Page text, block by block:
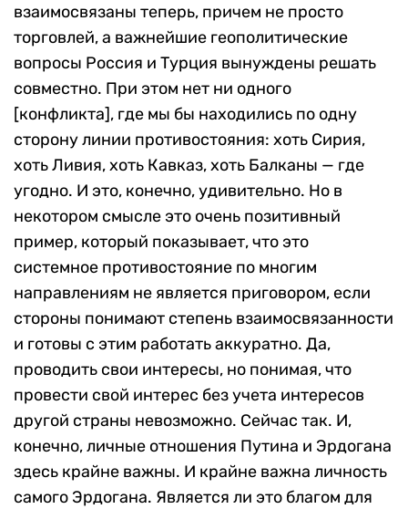
взаимосвязаны теперь, причем не просто
торговлей, а важнейшие геополитические
вопросы Россия и Турция вынуждены решать
совместно. При этом нет ни одного
[конфликта], где мы бы находились по одну
сторону линии противостояния: хоть Сирия,
хоть Ливия, хоть Кавказ, хоть Балканы — где
угодно. И это, конечно, удивительно. Но в
некотором смысле это очень позитивный
пример, который показывает, что это
системное противостояние по многим
направлениям не является приговором, если
стороны понимают степень взаимосвязанности
и готовы с этим работать аккуратно. Да,
проводить свои интересы, но понимая, что
провести свой интерес без учета интересов
другой страны невозможно. Сейчас так. И,
конечно, личные отношения Путина и Эрдогана
здесь крайне важны. И крайне важна личность
самого Эрдогана. Является ли это благом для